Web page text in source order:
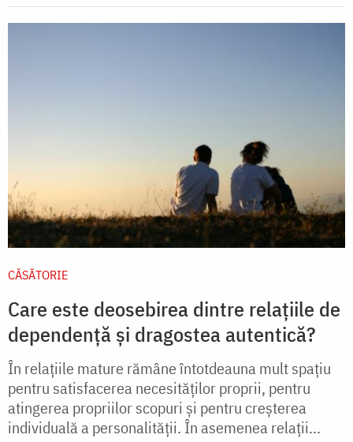
CĂSĂTORIE
Care este deosebirea dintre relațiile de
dependență și dragostea autentică?
În relațiile mature rămâne întotdeauna mult spațiu
pentru satisfacerea necesităților proprii, pentru
atingerea propriilor scopuri și pentru creșterea
individuală a personalității. În asemenea relații...